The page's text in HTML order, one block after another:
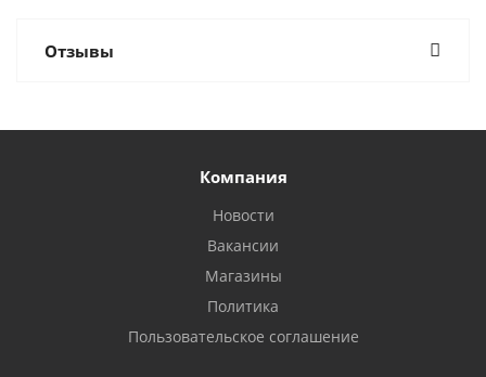
Отзывы
Компания
Новости
Вакансии
Магазины
Политика
Пользовательское соглашение